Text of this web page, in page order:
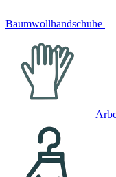
Baumwollhandschuhe